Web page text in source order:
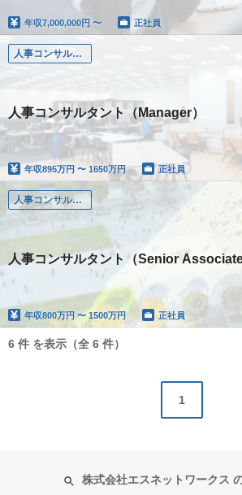
年収7,000,000円 〜 正社員
人事コンサルタント（Manager）
人事コンサルタント（Manager）
年収895万円 〜 1650万円 正社員
人事コンサルタント（Senior Associate）
人事コンサルタント（Senior Associate
年収800万円 〜 1500万円 正社員
6 件 を表示（全 6 件）
1
株式会社エスネットワークス